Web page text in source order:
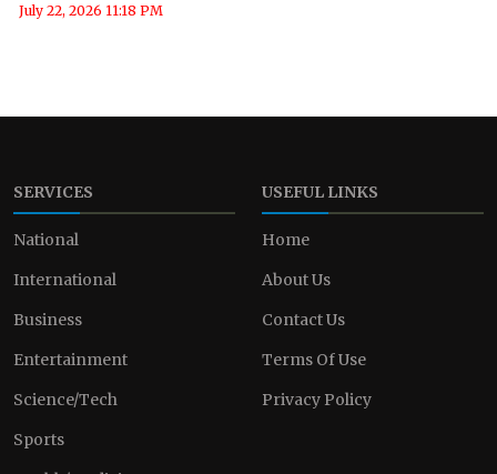
July 22, 2026 11:18 PM
SERVICES
National
International
Business
Entertainment
Science/Tech
Sports
USEFUL LINKS
Home
About Us
Contact Us
Terms Of Use
Privacy Policy